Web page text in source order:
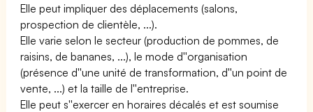
Elle peut impliquer des déplacements (salons,
prospection de clientèle, ...).
Elle varie selon le secteur (production de pommes, de
raisins, de bananes, ...), le mode d''organisation
(présence d''une unité de transformation, d''un point de
vente, ...) et la taille de l''entreprise.
Elle peut s''exercer en horaires décalés et est soumise